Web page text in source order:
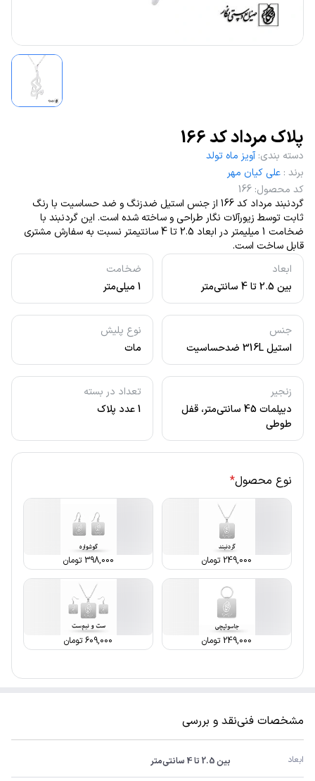
پلاک مرداد کد 166
ابعاد
بین 2.5 تا 4 سانتی‌متر
ضخامت
1 میلی‌متر
جنس
استیل 316L ضدحساسیت
نوع پلیش
مات
زنجیر
دیپلمات 45 سانتی‌متر، قفل
طوطی
تعداد در بسته
1 عدد پلاک
دسته بندی: آویز ماه تولد
برند : علی کیان مهر
کد محصول:
166
گردنبند مرداد کد 166 از جنس استیل ضدزنگ و ضد حساسیت با رنگ
ثابت توسط زیورآلات نگار طراحی و ساخته شده است. این گردنبند با
ضخامت 1 میلیمتر در ابعاد 2.5 تا 4 سانتیمتر نسبت به سفارش مشتری
قابل ساخت است.
نوع محصول*
249,000 تومان 398,000 تومان
249,000 تومان 609,000تومان
مشخصات فنینقد و بررسی
ابعاد بین 2.5 تا 4 سانتی‌متر